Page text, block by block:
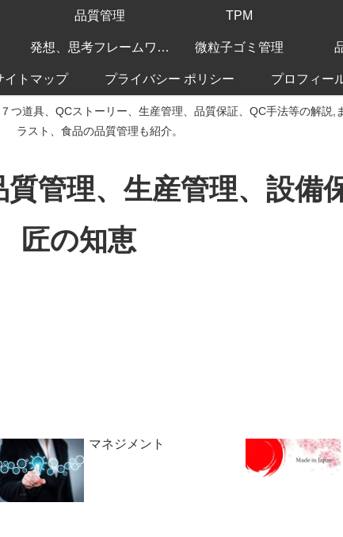
つ道具、QCストーリー、生産管理、品質保証、QC手法等の解説,
ラスト、食品の品質管理も紹介。
質管理、生産管理、設
匠の知恵
品質管理 TPM
発想、思考フレームワーク 微粒子ゴミ管理
イトマップ プライバシー ポリシー プロフィー
マネジメント